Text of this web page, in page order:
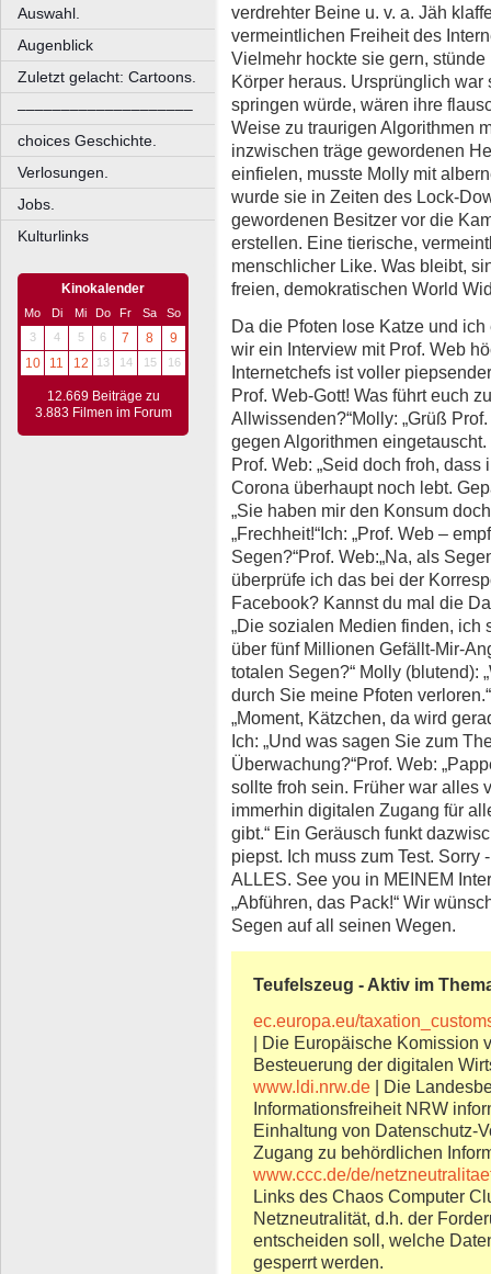
Auswahl.
Augenblick
Zuletzt gelacht: Cartoons.
––––––––––––––––––––
choices Geschichte.
Verlosungen.
Jobs.
Kulturlinks
Kinokalender
Mo Di Mi Do Fr Sa
So
3
4 5 6 7 8
9
10
11 12 13 14 15 16
12.669 Beiträge zu
3.883 Filmen im Forum
verdrehter Beine u. v. a. Jäh
vermeintlichen Freiheit des
Vielmehr hockte sie gern,
Körper heraus. Ursprünglich
springen würde, wären ihre
Weise zu traurigen Algorithmen
inzwischen träge gewordenen
einfielen, musste Molly mit
wurde sie in Zeiten des Lock-
gewordenen Besitzer vor die
erstellen. Eine tierische,
menschlicher Like. Was bleibt,
freien, demokratischen World
Da die Pfoten lose Katze und
wir ein Interview mit Prof. Web
Internetchefs ist voller
Prof. Web-Gott! Was führt euch
Allwissenden?“Molly: „Grüß
gegen Algorithmen
Prof. Web: „Seid doch froh,
Corona überhaupt noch lebt.
„Sie haben mir den Konsum
„Frechheit!“Ich: „Prof. Web –
Segen?“Prof. Web:„Na, als
überprüfe ich das bei der
Facebook? Kannst du mal die
„Die sozialen Medien finden, ich
über fünf Millionen Gefällt-Mir-
totalen Segen?“ Molly (blutend):
durch Sie meine Pfoten
„Moment, Kätzchen, da wird
Ich: „Und was sagen Sie zum
Überwachung?“Prof. Web:
sollte froh sein. Früher war alles
immerhin digitalen Zugang für
gibt.“ Ein Geräusch funkt
piepst. Ich muss zum Test.
ALLES. See you in MEINEM
„Abführen, das Pack!“ Wir
Segen auf all seinen Wegen.
Teufelszeug - Aktiv im
ec.europa.eu/
| Die Europäische Komission
Besteuerung der digitalen
www.ldi.nrw.de | Die
Informationsfreiheit NRW
Einhaltung von Datenschutz-
Zugang zu behördlichen
www.ccc.de/de/
Links des Chaos Computer
Netzneutralität, d.h. der
entscheiden soll, welche
gesperrt werden.